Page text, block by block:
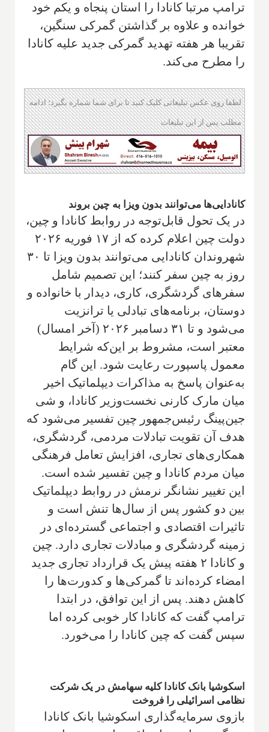
ترامپ مرتبا کانادا را استان پنجاه و یکم خود
خوانده و علاوه بر گذاشتن گمرکی سنگین،
تقریبا هر هفته تهدید گمرکی جدید علیه کانادا
را مطرح می‌کند.
لطفا روی عکس تبلیغاتی کلیک کنید تا برای شما شماره بگیرد؛ ادامه
مطلب پس از این تبلیغات
کانادایی‌ها می‌توانند بدون ویزا به چین بروند
در یک تحول قابل‌توجه در روابط کانادا و چین،
دولت چین اعلام کرده که از ۱۷ فوریه ۲۰۲۶
شهروندان کانادایی می‌توانند بدون ویزا تا ۳۰
روز به چین سفر کنند؛ این تصمیم شامل
سفرهای گردشگری، کاری، دیدار با خانواده و
دوستان، برنامه‌های تبادلی یا ترانزیت
می‌شود و تا ۳۱ دسامبر ۲۰۲۶ (آخر امسال)
معتبر است، مشروط بر این‌که شرایط
معمول پاسپورت رعایت شود. این گام
به‌عنوان پاسخ به مذاکرات دیپلماتیک اخیر
میان مارک کارنی نخست‌وزیر کانادا، و شی
جین‌پینگ رئیس‌جمهور چین تفسیر می‌شود که
هدف آن تقویت تبادلات مردمی، گردشگری،
همکاری‌های تجاری، افزایش تعامل فرهنگی
میان مردم کانادا و چین تفسیر شده است.
این تغییر نشانگر نرمش در روابط دیپلماتیک
بین دو کشور پس از سال‌ها تنش است و
تاثیرات اقتصادی و اجتماعی گسترده‌ای در
زمینه گردشگری و مبادلات تجاری دارد. چین
و کانادا ۲ هفته پیش یک قرارداد تجاری جدید
امضاء کرده‌اند تا گمرکی‌ها و کدورت‌ها را
کاهش دهند. پس از این توافق، در ابتدا
ترامپ گفت که کانادا کار خوبی کرده اما
سپس گفت که چین کانادا را می‌خورد.
اسکوشیا بانک کانادا کلیه سهامش در یک شرکت
نظامی اسرائیلی را فروخت
بازوی سرمایه‌گذاری اسکوشیا بانک کانادا